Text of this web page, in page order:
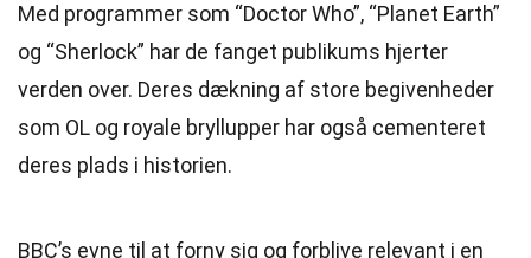
Med programmer som “Doctor Who”, “Planet Earth”
og “Sherlock” har de fanget publikums hjerter
verden over. Deres dækning af store begivenheder
som OL og royale bryllupper har også cementeret
deres plads i historien.
BBC’s evne til at forny sig og forblive relevant i en